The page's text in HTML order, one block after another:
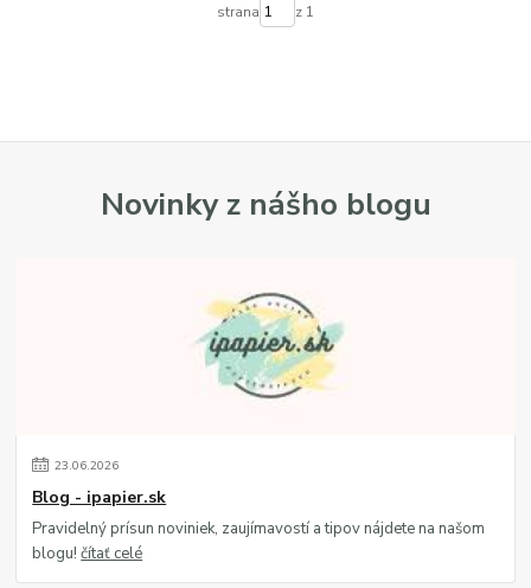
strana z 1
Novinky z nášho blogu
23.06.2026
Blog - ipapier.sk
Pravidelný prísun noviniek, zaujímavostí a tipov nájdete na našom
blogu!čítať celé